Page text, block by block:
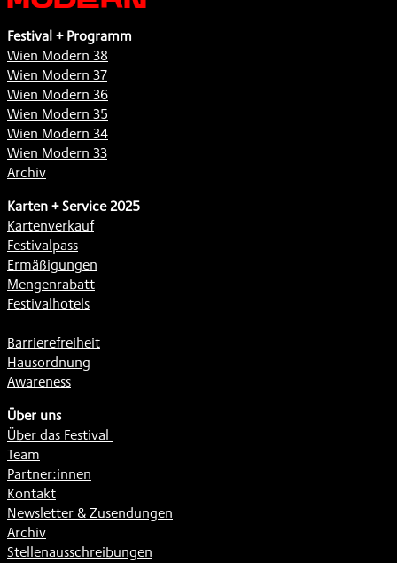
Festival + Programm
Wien Modern 38
Wien Modern 37
Wien Modern 36
Wien Modern 35
Wien Modern 34
Wien Modern 33
Archiv
Karten + Service 2025
Kartenverkauf
Festivalpass
Ermäßigungen
Mengenrabatt
Festivalhotels
Barrierefreiheit
Hausordnung
Awareness
Über uns
Über das Festival
Team
Partner:innen
Kontakt
Newsletter & Zusendungen
Archiv
Stellenausschreibungen